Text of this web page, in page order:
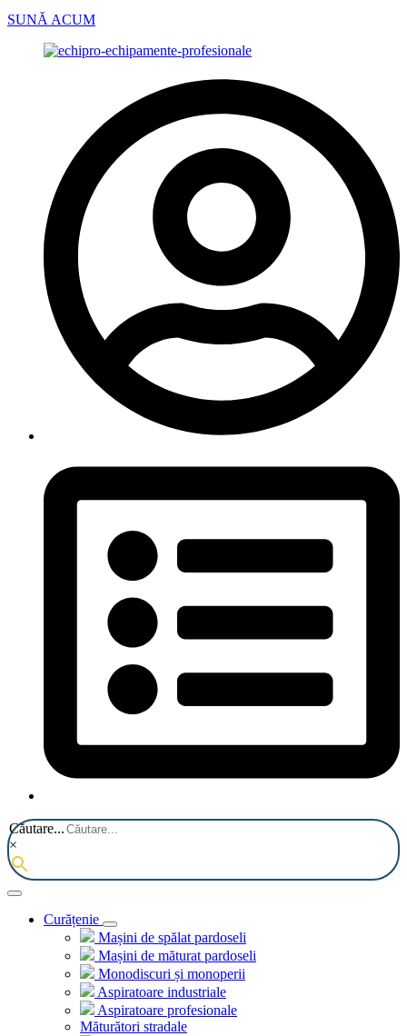
SUNĂ ACUM
Căutare...
×
Curățenie
Mașini de spălat pardoseli
Mașini de măturat pardoseli
Monodiscuri și monoperii
Aspiratoare industriale
Aspiratoare profesionale
Măturători stradale